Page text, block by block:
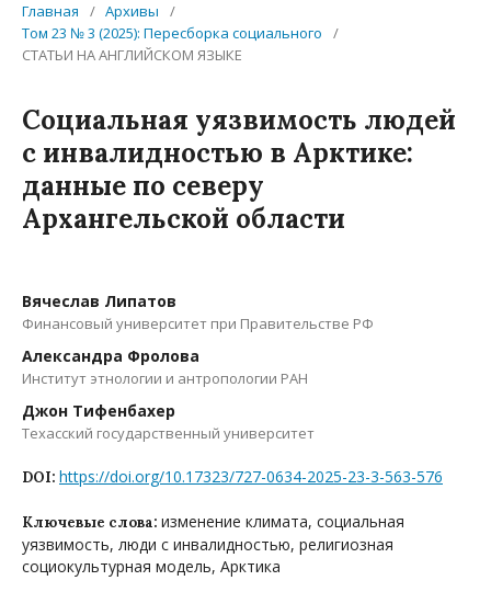
Главная / Архивы
/
Том 23 № 3 (2025): Пересборка социального
/
СТАТЬИ НА АНГЛИЙСКОМ ЯЗЫКЕ
Социальная уязвимость людей
с инвалидностью в Арктике:
данные по северу
Архангельской области
Вячеслав Липатов
Финансовый университет при Правительстве РФ
Александра Фролова
Институт этнологии и антропологии РАН
Джон Тифенбахер
Техасский государственный университет
DOI: https://doi.org/10.17323/727-0634-2025-23-3-563-576
Ключевые слова: изменение климата, социальная
уязвимость, люди с инвалидностью, религиозная
социокультурная модель, Арктика